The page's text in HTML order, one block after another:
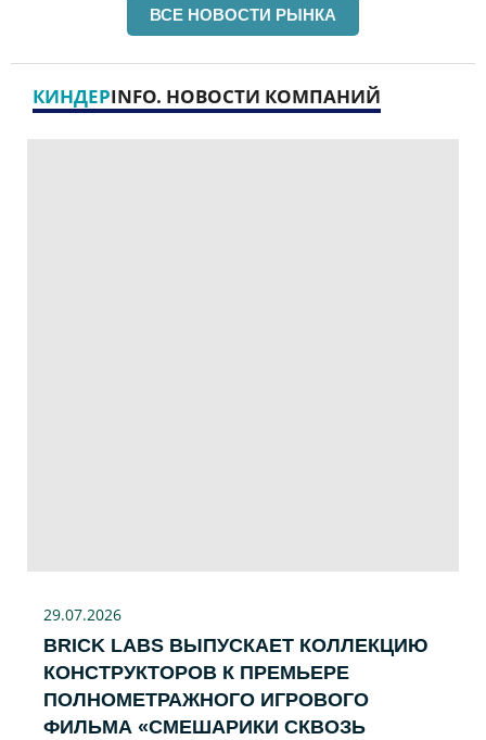
ВСЕ НОВОСТИ РЫНКА
КИНДЕРINFO. НОВОСТИ КОМПАНИЙ
29.07.2026
BRICK LABS ВЫПУСКАЕТ КОЛЛЕКЦИЮ
КОНСТРУКТОРОВ К ПРЕМЬЕРЕ
ПОЛНОМЕТРАЖНОГО ИГРОВОГО
ФИЛЬМА «CМЕШАРИКИ СКВОЗЬ